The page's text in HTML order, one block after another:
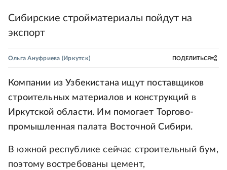
Сибирские стройматериалы пойдут на
экспорт
Ольга Ануфриева (Иркутск) ПОДЕЛИТЬСЯ
Компании из Узбекистана ищут поставщиков
строительных материалов и конструкций в
Иркутской области. Им помогает Торгово-
промышленная палата Восточной Сибири.
В южной республике сейчас строительный бум,
поэтому востребованы цемент,